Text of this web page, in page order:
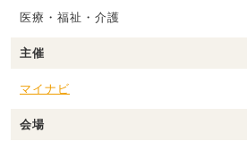
医療・福祉・介護
主催
マイナビ
会場